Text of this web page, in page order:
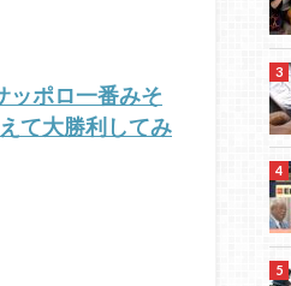
ッポロ一番みそ
て大勝利してみ